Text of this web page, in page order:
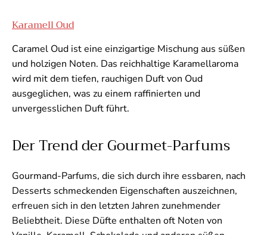
Karamell Oud
Caramel Oud ist eine einzigartige Mischung aus süßen
und holzigen Noten. Das reichhaltige Karamellaroma
wird mit dem tiefen, rauchigen Duft von Oud
ausgeglichen, was zu einem raffinierten und
unvergesslichen Duft führt.
Der Trend der Gourmet-Parfums
Gourmand-Parfums, die sich durch ihre essbaren, nach
Desserts schmeckenden Eigenschaften auszeichnen,
erfreuen sich in den letzten Jahren zunehmender
Beliebtheit. Diese Düfte enthalten oft Noten von